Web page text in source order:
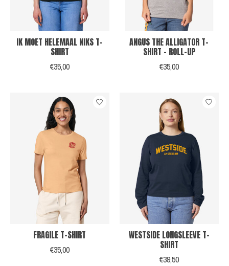
IK MOET HELEMAAL NIKS T-
SHIRT
€35,00
ANGUS THE ALLIGATOR T-
SHIRT - ROLL-UP
€35,00
FRAGILE T-SHIRT
€35,00
WESTSIDE LONGSLEEVE T-
SHIRT
€39,50